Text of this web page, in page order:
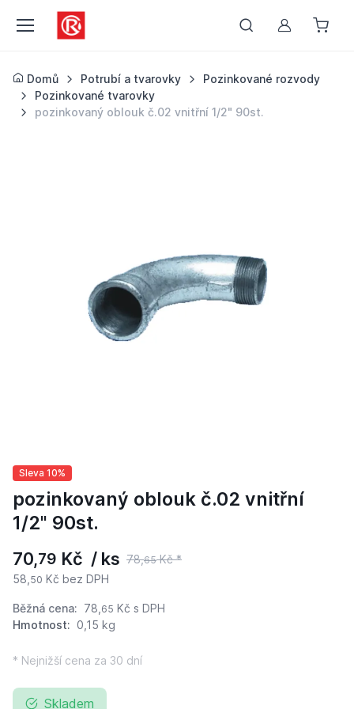
Můj účet
Domů Potrubí a tvarovky
Pozinkované rozvody
Pozinkované tvarovky
pozinkovaný oblouk č.02 vnitřní 1/2" 90st.
Sleva 10%
pozinkovaný oblouk č.02 vnitřní
1/2" 90st.
70,79 Kč / ks 78,65Kč *
58, 50 Kč bez DPH
Běžná cena: 78, 65 Kč s DPH
Hmotnost: 0,15 kg
* Nejnižší cena za 30 dní
Skladem